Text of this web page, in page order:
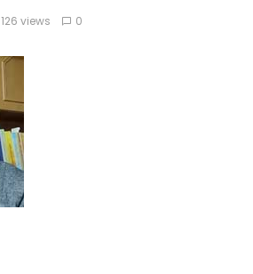
126 views 0